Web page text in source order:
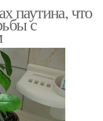
паутина, что
с